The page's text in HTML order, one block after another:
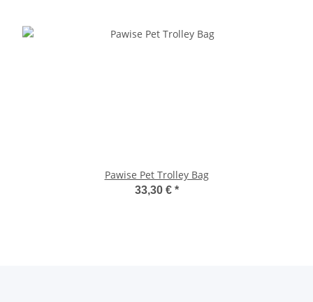
Pawise Pet Trolley Bag
33,30 € *